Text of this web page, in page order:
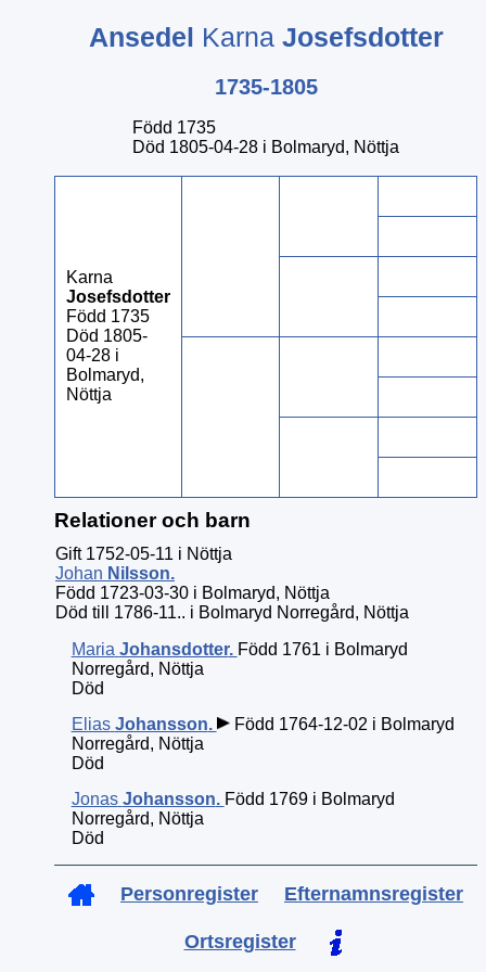
Ansedel Karna Josefsdotter
1735-1805
Född 1735
Död 1805-04-28 i Bolmaryd, Nöttja
Karna
Josefsdotter
Född 1735
Död 1805-
04-28 i
Bolmaryd,
Nöttja
Relationer och barn
Gift 1752-05-11 i Nöttja
Johan Nilsson.
Född 1723-03-30 i Bolmaryd, Nöttja
Död till 1786-11.. i Bolmaryd Norregård, Nöttja
Maria Johansdotter. Född 1761 i Bolmaryd
Norregård, Nöttja
Död
Elias Johansson.
Född 1764-12-02 i Bolmaryd
Norregård, Nöttja
Död
Jonas Johansson. Född 1769 i Bolmaryd
Norregård, Nöttja
Död
Personregister Efternamnsregister
Ortsregister